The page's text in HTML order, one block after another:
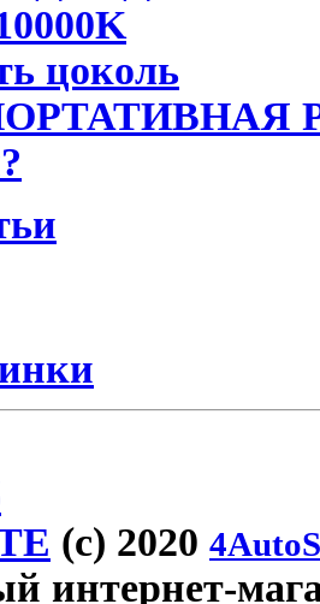
цоколь
(c) 2020
интернет-